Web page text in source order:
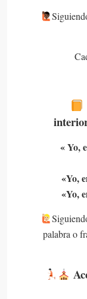
« Yo,
«Yo,
«Yo,
palabra o